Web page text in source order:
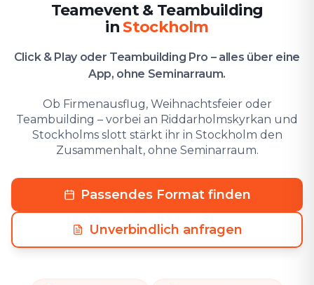
Teamevent & Teambuilding
in Stockholm
Click & Play oder Teambuilding Pro – alles über eine
App, ohne Seminarraum.
Ob Firmenausflug, Weihnachtsfeier oder
Teambuilding – vorbei an Riddarholmskyrkan und
Stockholms slott stärkt ihr in Stockholm den
Zusammenhalt, ohne Seminarraum.
Passendes Format finden
Unverbindlich anfragen